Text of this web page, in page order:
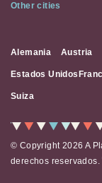
Other cities
Alemania Austria
Estados Unidos
Suiza
© Copyright 2026 A
derechos reservados.